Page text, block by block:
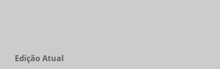
Edição Atual